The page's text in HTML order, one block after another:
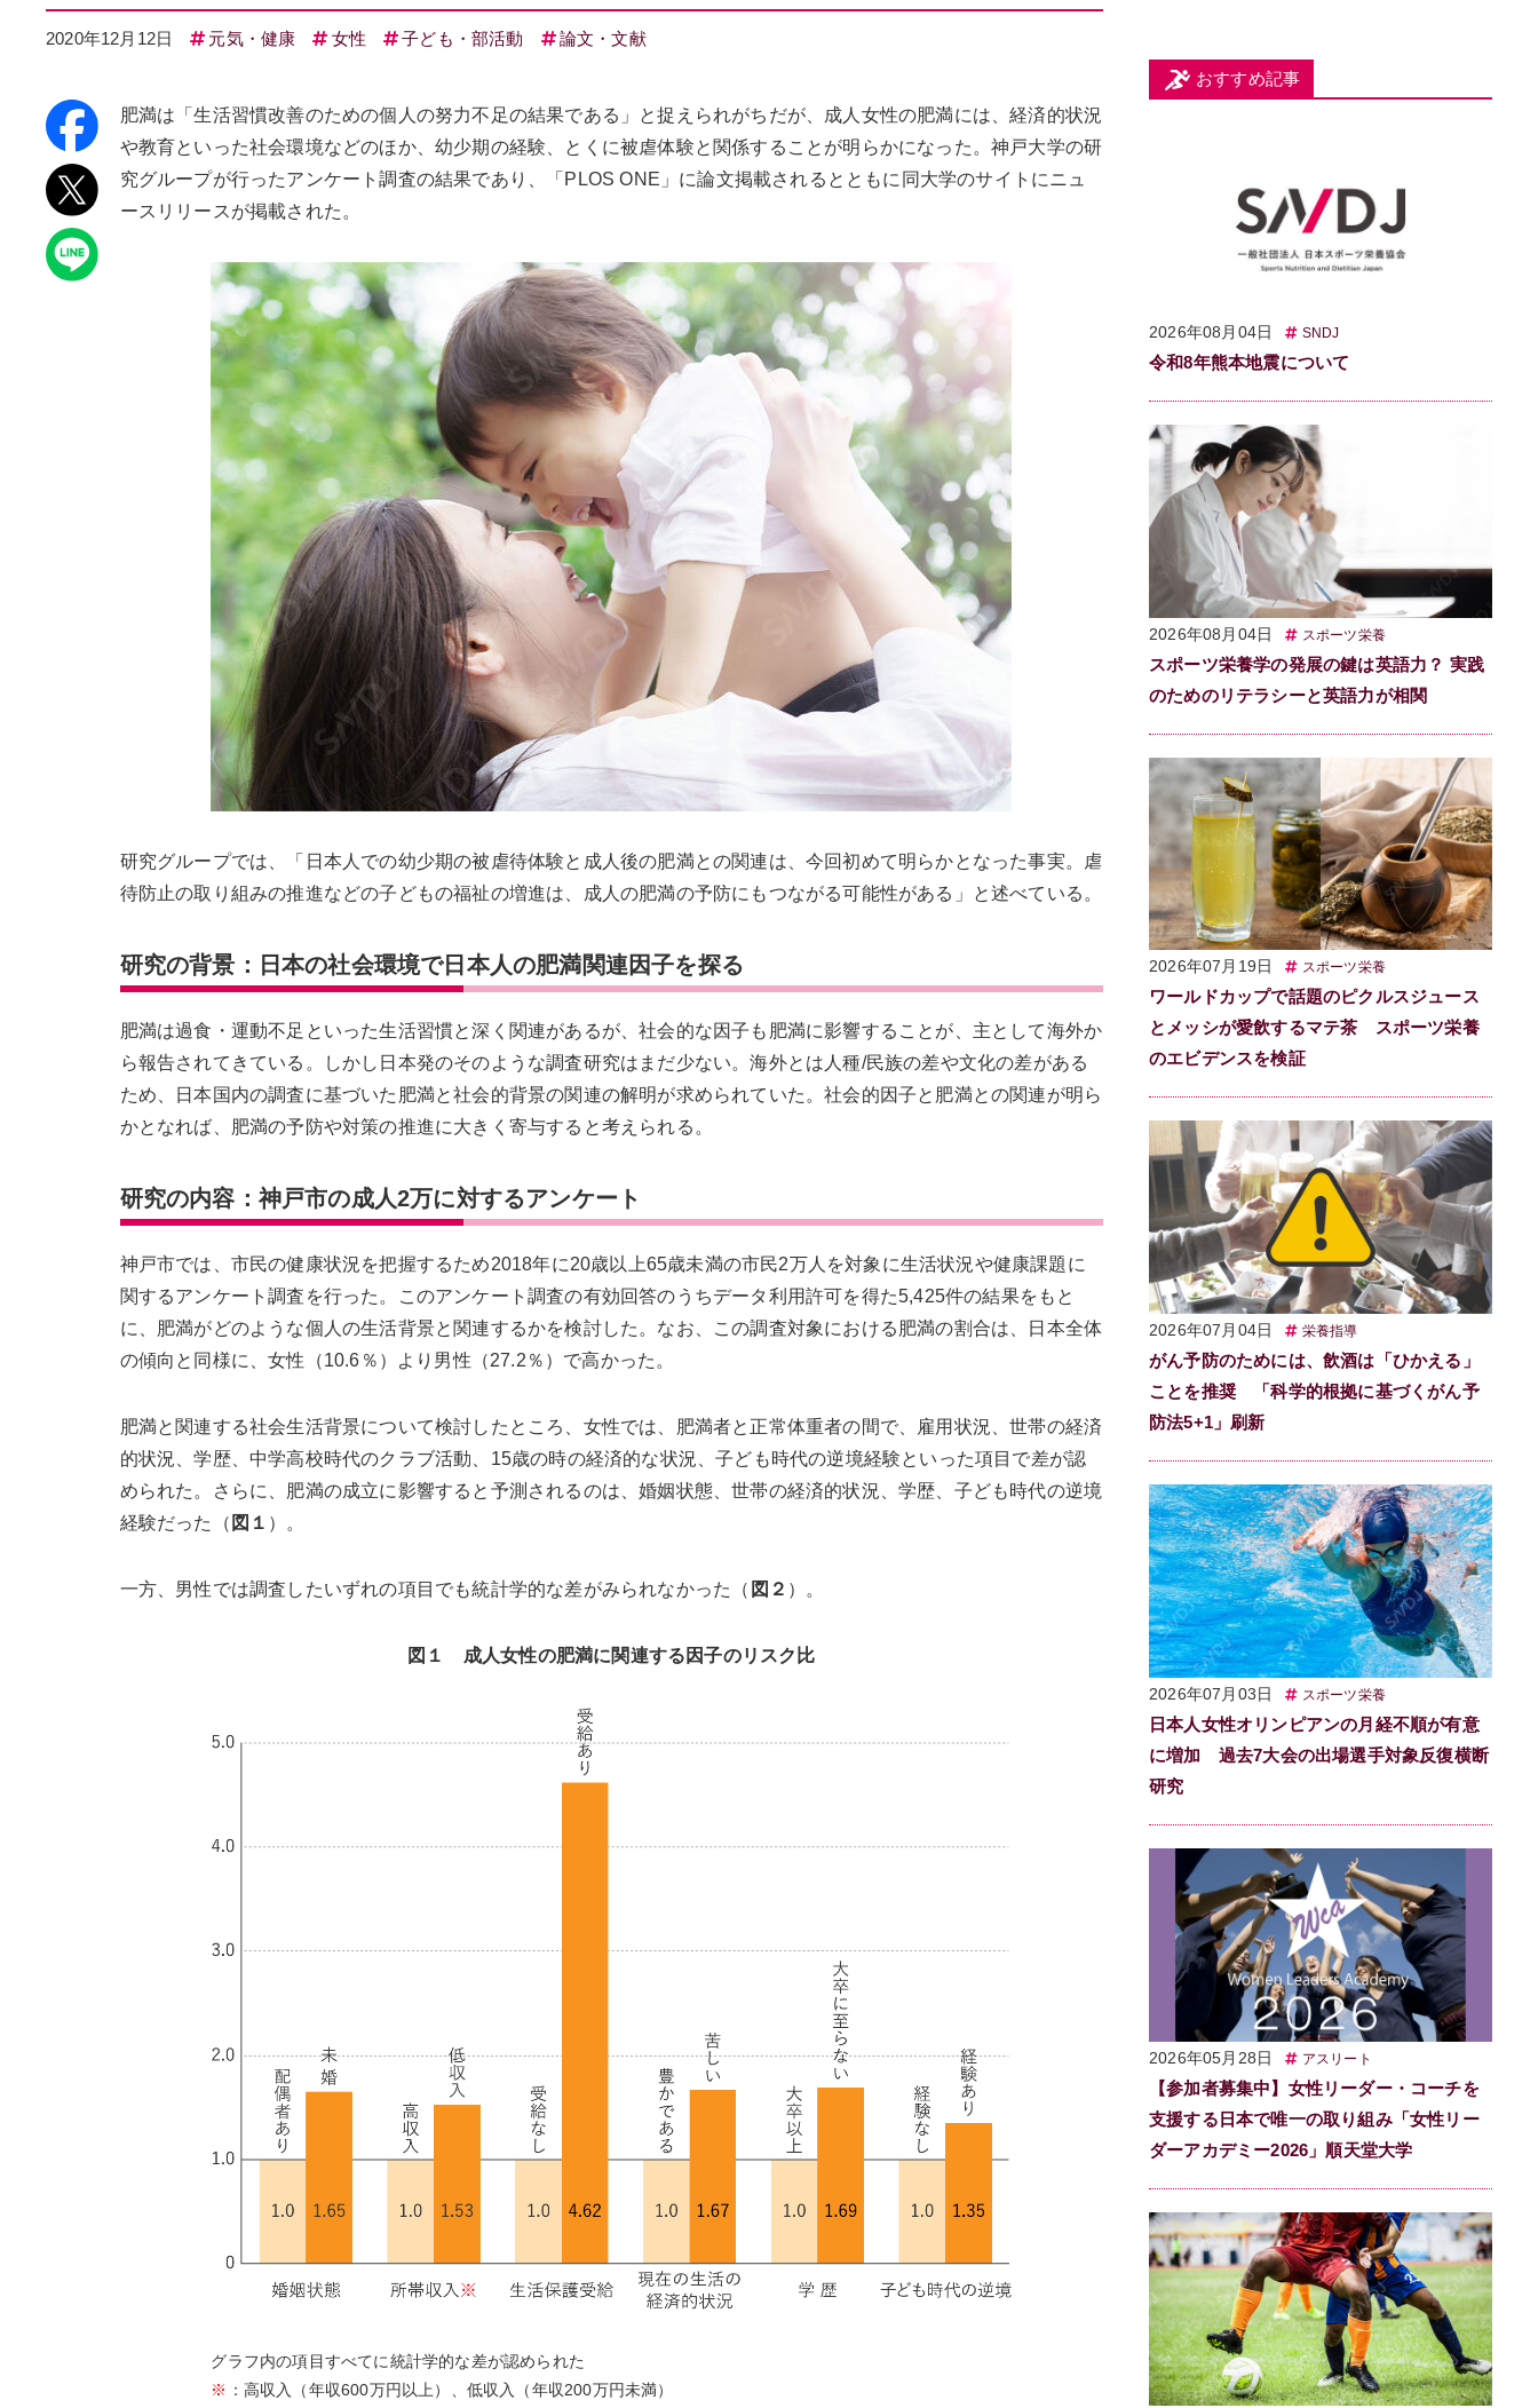
2020年12月12日 元気・健康 女性 子ども・部活動 論文・文献
肥満は「生活習慣改善のための個人の努力不足の結果である」と捉えられがちだが、成人女性の肥満には、経済的状況
や教育といった社会環境などのほか、幼少期の経験、とくに被虐体験と関係することが明らかになった。神戸大学の研
究グループが行ったアンケート調査の結果であり、「PLOS ONE」に論文掲載されるとともに同大学のサイトにニュ
ースリリースが掲載された。
研究グループでは、「日本人での幼少期の被虐待体験と成人後の肥満との関連は、今回初めて明らかとなった事実。虐
待防止の取り組みの推進などの子どもの福祉の増進は、成人の肥満の予防にもつながる可能性がある」と述べている。
研究の背景：日本の社会環境で日本人の肥満関連因子を探る
肥満は過食・運動不足といった生活習慣と深く関連があるが、社会的な因子も肥満に影響することが、主として海外か
ら報告されてきている。しかし日本発のそのような調査研究はまだ少ない。海外とは人種/民族の差や文化の差がある
ため、日本国内の調査に基づいた肥満と社会的背景の関連の解明が求められていた。社会的因子と肥満との関連が明ら
かとなれば、肥満の予防や対策の推進に大きく寄与すると考えられる。
研究の内容：神戸市の成人2万に対するアンケート
神戸市では、市民の健康状況を把握するため2018年に20歳以上65歳未満の市民2万人を対象に生活状況や健康課題に
関するアンケート調査を行った。このアンケート調査の有効回答のうちデータ利用許可を得た5,425件の結果をもと
に、肥満がどのような個人の生活背景と関連するかを検討した。なお、この調査対象における肥満の割合は、日本全体
の傾向と同様に、女性（10.6％）より男性（27.2％）で高かった。
肥満と関連する社会生活背景について検討したところ、女性では、肥満者と正常体重者の間で、雇用状況、世帯の経済
的状況、学歴、中学高校時代のクラブ活動、15歳の時の経済的な状況、子ども時代の逆境経験といった項目で差が認
められた。さらに、肥満の成立に影響すると予測されるのは、婚姻状態、世帯の経済的状況、学歴、子ども時代の逆境
経験だった（ 図１ ）。
一方、男性では調査したいずれの項目でも統計学的な差がみられなかった（ 図２ ）。
図１ 成人女性の肥満に関連する因子のリスク比
グラフ内の項目すべてに統計学的な差が認められた
※ ：高収入（年収600万円以上）、低収入（年収200万円未満）
おすすめ記事
2026年08月04日 SNDJ
令和8年熊本地震について
2026年08月04日 スポーツ栄養
スポーツ栄養学の発展の鍵は英語力？ 実践
のためのリテラシーと英語力が相関
2026年07月19日 スポーツ栄養
ワールドカップで話題のピクルスジュース
とメッシが愛飲するマテ茶 スポーツ栄養
のエビデンスを検証
2026年07月04日 栄養指導
がん予防のためには、飲酒は「ひかえる」
ことを推奨 「科学的根拠に基づくがん予
防法5+1」刷新
2026年07月03日 スポーツ栄養
日本人女性オリンピアンの月経不順が有意
に増加 過去7大会の出場選手対象反復横断
研究
2026年05月28日 アスリート
【参加者募集中】女性リーダー・コーチを
支援する日本で唯一の取り組み「女性リー
ダーアカデミー2026」順天堂大学